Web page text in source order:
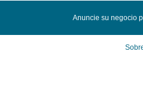
Anuncie su negocio